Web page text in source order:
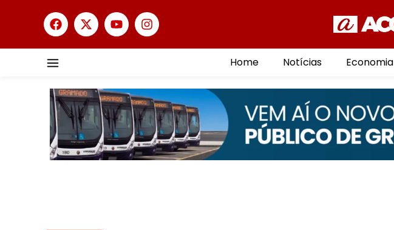
Home Notícias Economia